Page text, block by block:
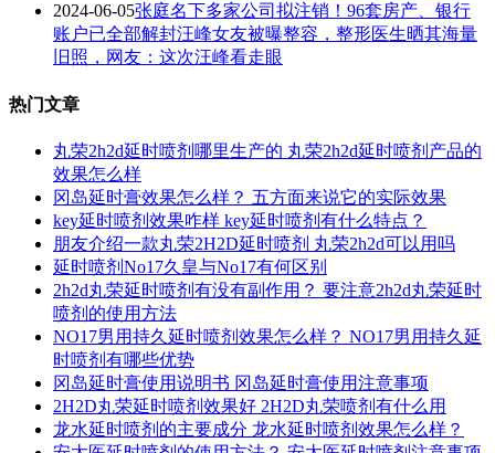
2024-06-05张庭名下多家公司拟注销！96套房产、银行
账户已全部解封汪峰女友被曝整容，整形医生晒其海量
旧照，网友：这次汪峰看走眼
热门文章
丸荣2h2d延时喷剂哪里生产的 丸荣2h2d延时喷剂产品的
效果怎么样
冈岛延时膏效果怎么样？ 五方面来说它的实际效果
key延时喷剂效果咋样 key延时喷剂有什么特点？
朋友介绍一款丸荣2H2D延时喷剂 丸荣2h2d可以用吗
延时喷剂No17久皇与No17有何区别
2h2d丸荣延时喷剂有没有副作用？ 要注意2h2d丸荣延时
喷剂的使用方法
NO17男用持久延时喷剂效果怎么样？ NO17男用持久延
时喷剂有哪些优势
冈岛延时膏使用说明书 冈岛延时膏使用注意事项
2H2D丸荣延时喷剂效果好 2H2D丸荣喷剂有什么用
龙水延时喷剂的主要成分 龙水延时喷剂效果怎么样？